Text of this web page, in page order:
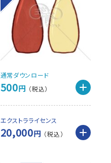
通常ダウンロード
500円
エクストラライセンス
20,000円